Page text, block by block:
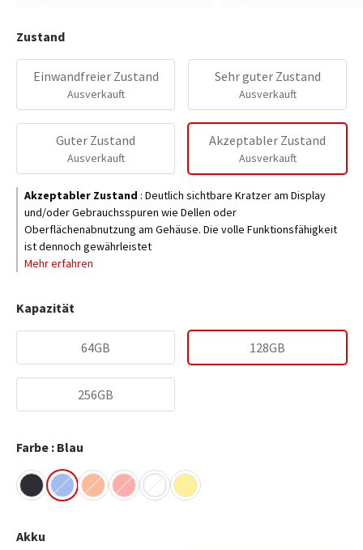
Zustand
Einwandfreier Zustand
Ausverkauft
Sehr guter Zustand
Ausverkauft
Guter Zustand
Ausverkauft
Akzeptabler Zustand
Ausverkauft
Akzeptabler Zustand : Deutlich sichtbare Kratzer am Display
und/oder Gebrauchsspuren wie Dellen oder
Oberflächenabnutzung am Gehäuse. Die volle Funktionsfähigkeit
ist dennoch gewährleistet
Mehr erfahren
Kapazität
64GB 128GB
256GB
Farbe : Blau
Akku